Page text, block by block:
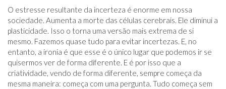
O estresse resultante da incerteza é enorme em nossa
sociedade. Aumenta a morte das células cerebrais. Ele diminui a
plasticidade. Isso o torna uma versão mais extrema de si
mesmo. Fazemos quase tudo para evitar incertezas. E, no
entanto, a ironia é que esse é o único lugar que podemos ir se
quisermos ver de forma diferente. E é por isso que a
criatividade, vendo de forma diferente, sempre começa da
mesma maneira: começa com uma pergunta. Tudo começa sem